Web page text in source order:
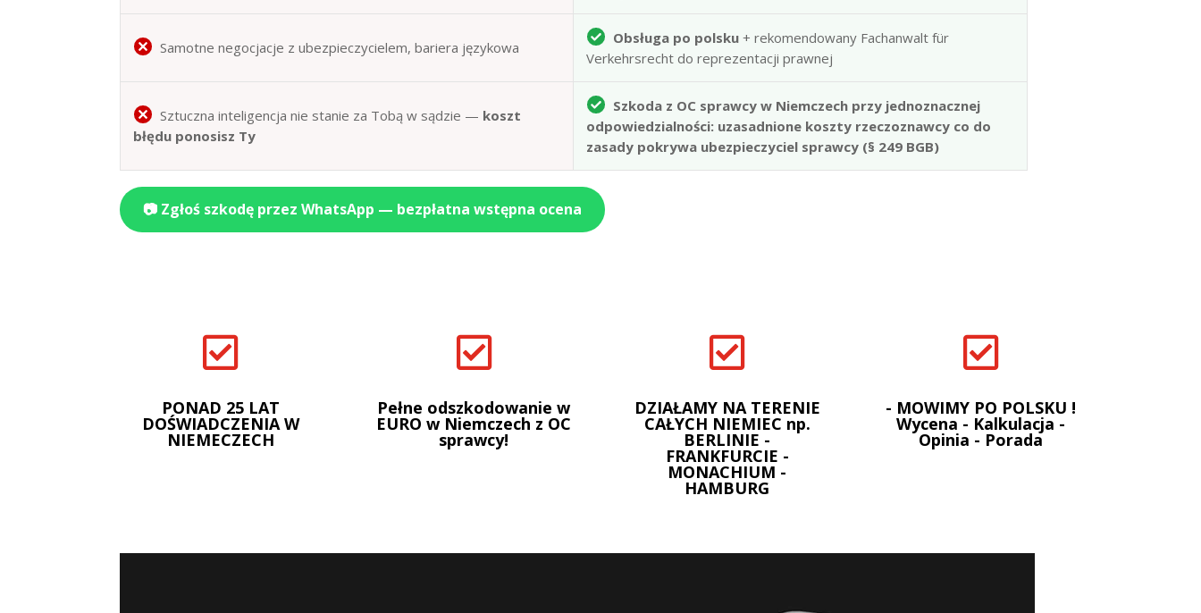
Samotne negocjacje z ubezpieczycielem, bariera językowa
Obsługa po polsku + rekomendowany Fachanwalt für
Verkehrsrecht do reprezentacji prawnej
Sztuczna inteligencja nie stanie za Tobą w sądzie — koszt
błędu ponosisz Ty
Szkoda z OC sprawcy w Niemczech przy jednoznacznej
odpowiedzialności: uzasadnione koszty rzeczoznawcy co do
zasady pokrywa ubezpieczyciel sprawcy (§ 249 BGB)
📷 Zgłoś szkodę przez WhatsApp — bezpłatna wstępna ocena

PONAD 25 LAT
DOŚWIADCZENIA W
NIEMECZECH

Pełne odszkodowanie w
EURO w Niemczech z OC
sprawcy!

DZIAŁAMY NA TERENIE
CAŁYCH NIEMIEC np.
BERLINIE -
FRANKFURCIE -
MONACHIUM -
HAMBURG

- MOWIMY PO POLSKU !
Wycena - Kalkulacja -
Opinia - Porada